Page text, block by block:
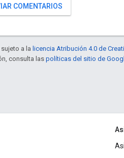
COMENTARIOS
a la licencia Atribución 4.0 de
consulta laspolíticas del sitio de